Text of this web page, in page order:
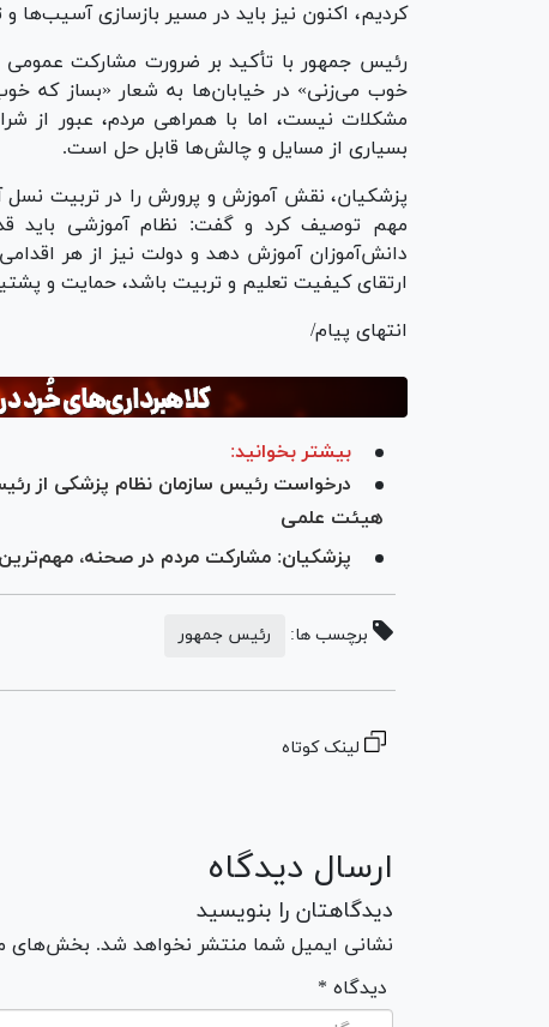
کردیم، اکنون نیز باید در مسیر بازسازی
رئیس جمهور با تأکید بر ضرورت مشارکت عمومی
خوب می‌زنی» در خیابان‌ها به شعار «بساز که
مشکلات نیست، اما با همراهی مردم، عبور از
بسیاری از مسایل و چالش‌ها قابل حل است.
پزشکیان، نقش آموزش و پرورش را در تربیت نسل
مهم توصیف کرد و گفت: نظام آموزشی باید
دانش‌آموزان آموزش دهد و دولت نیز از هر
ارتقای کیفیت تعلیم و تربیت باشد، حمایت و
انتهای پیام/
بیشتر بخوانید:
درخواست رئیس سازمان نظام پزشکی از
هیئت علمی
پزشکیان: مشارکت مردم در صحنه،
برچسب ها: رئیس جمهور
لینک کوتاه
ارسال دیدگاه
دیدگاهتان را بنویسید
نشانی ایمیل شما منتشر نخواهد شد. بخش‌های
* دیدگاه